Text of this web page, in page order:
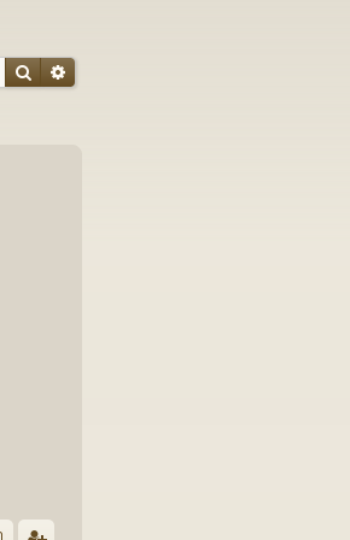
SucheErweiterte Suche